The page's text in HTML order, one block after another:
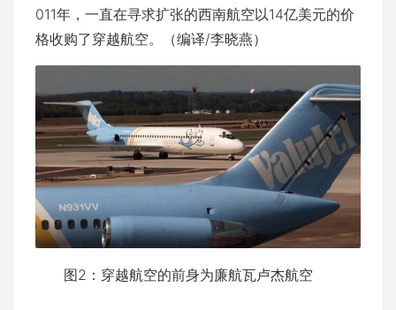
011年，一直在寻求扩张的西南航空以14亿美元的价
格收购了穿越航空。（编译/李晓燕）
图2：穿越航空的前身为廉航瓦卢杰航空